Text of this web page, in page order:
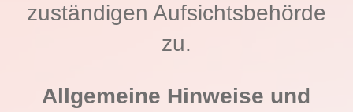
zuständigen Aufsichtsbehörde
zu.
Allgemeine Hinweise und